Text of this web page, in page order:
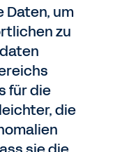
um
zu
für die
die